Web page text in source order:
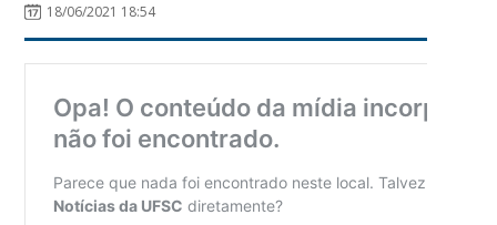
18/06/2021 18:54